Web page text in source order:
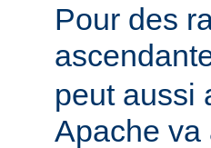
Pour des
peut aussi
Apache va